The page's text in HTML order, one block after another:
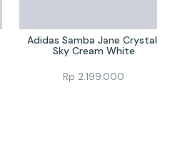
Adidas Samba Jane Crystal
Sky Cream White
Rp 2.199.000